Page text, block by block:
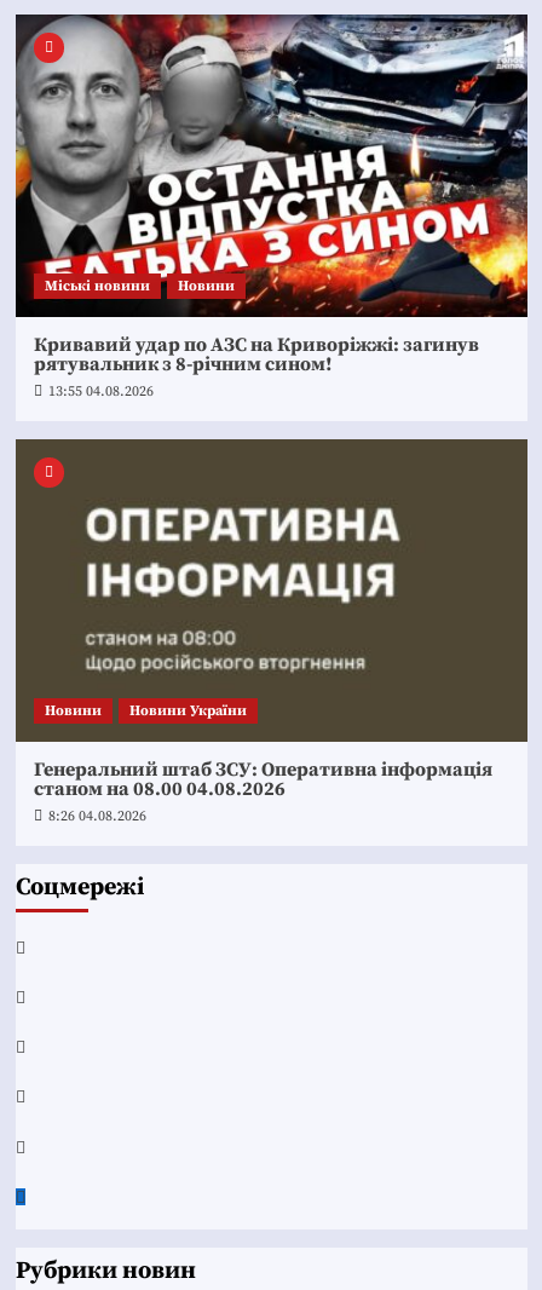
Mіські новини Новини
Кривавий удар по АЗС на Криворіжжі: загинув
рятувальник з 8-річним сином!
13:55 04.08.2026
Новини Новини України
Генеральний штаб ЗСУ: Оперативна інформація
станом на 08.00 04.08.2026
8:26 04.08.2026
Соцмережі
Facebook
YouTube
Telegram
Instagram
Twitter
Google
Рубрики новин